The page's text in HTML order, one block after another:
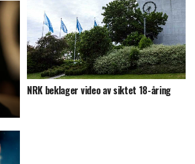
NRK beklager video av siktet 18-åring